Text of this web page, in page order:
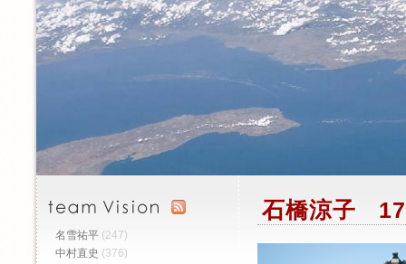
石橋涼子 17
名雪祐平 (247)
中村直史 (376)